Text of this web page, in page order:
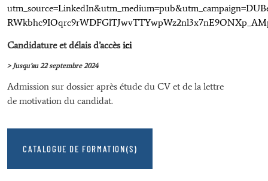
Candidature et délais d’accèsici
> Jusqu’au 22 septembre 2024
Admission sur dossier après étude du CV et de la lettre
de motivation du candidat.
CATALOGUE DE FORMATION(S)